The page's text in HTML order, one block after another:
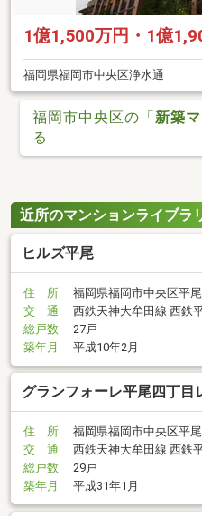
1億1,500万円・1億
福岡県福岡市中央区浄水通
福岡市中央区の「新築
る
近所のマンションライブラ
ヒルズ平尾
住 所
福岡県福岡市中央区平
交 通
西鉄天神大牟田線 西鉄
総戸数
27戸
築年月
平成10年2月
グランフォーレ平尾四丁目
住 所
福岡県福岡市中央区平
交 通
西鉄天神大牟田線 西鉄
総戸数
29戸
築年月
平成31年1月